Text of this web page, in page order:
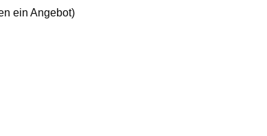
ein Angebot)